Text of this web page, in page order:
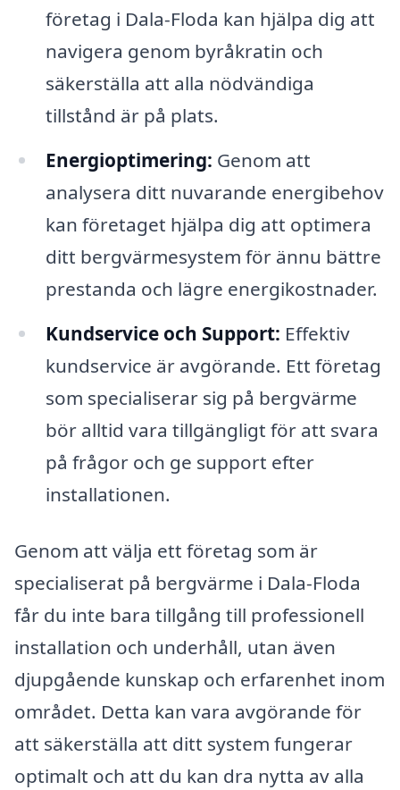
företag i Dala-Floda kan hjälpa dig att
navigera genom byråkratin och
säkerställa att alla nödvändiga
tillstånd är på plats.
Energioptimering: Genom att
analysera ditt nuvarande energibehov
kan företaget hjälpa dig att optimera
ditt bergvärmesystem för ännu bättre
prestanda och lägre energikostnader.
Kundservice och Support: Effektiv
kundservice är avgörande. Ett företag
som specialiserar sig på bergvärme
bör alltid vara tillgängligt för att svara
på frågor och ge support efter
installationen.
Genom att välja ett företag som är
specialiserat på bergvärme i Dala-Floda
får du inte bara tillgång till professionell
installation och underhåll, utan även
djupgående kunskap och erfarenhet inom
området. Detta kan vara avgörande för
att säkerställa att ditt system fungerar
optimalt och att du kan dra nytta av alla